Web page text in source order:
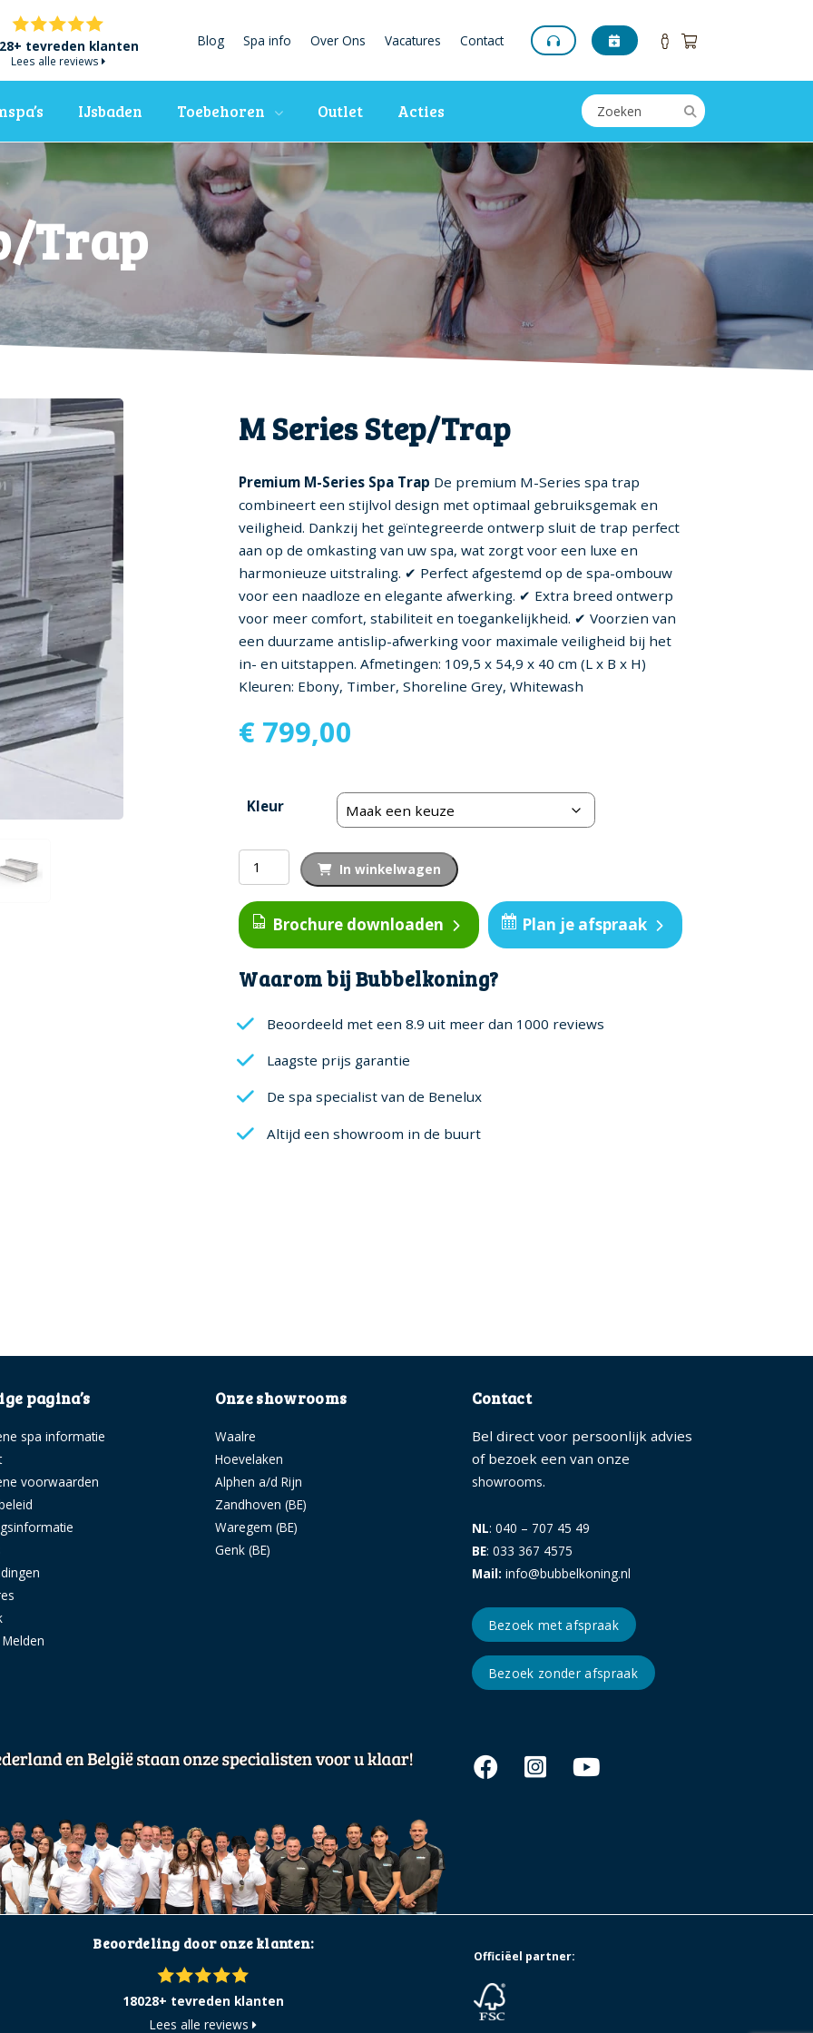
tevreden klanten
Lees alle reviews
Blog Spa info Over Ons Vacatures Contact
IJsbaden Toebehoren Outlet Acties
Trap
M Series Step/Trap
Premium M-Series Spa Trap De premium M-Series spa trap
combineert een stijlvol design met optimaal gebruiksgemak en
veiligheid. Dankzij het geïntegreerde ontwerp sluit de trap perfect
aan op de omkasting van uw spa, wat zorgt voor een luxe en
harmonieuze uitstraling. ✔ Perfect afgestemd op de spa-ombouw
voor een naadloze en elegante afwerking. ✔ Extra breed ontwerp
voor meer comfort, stabiliteit en toegankelijkheid. ✔ Voorzien van
een duurzame antislip-afwerking voor maximale veiligheid bij het
in- en uitstappen. Afmetingen: 109,5 x 54,9 x 40 cm (L x B x H)
Kleuren: Ebony, Timber, Shoreline Grey, Whitewash
€ 799,00
Kleur
Series
Step/Trap
aantal
In winkelwagen
Brochure downloaden Plan je afspraak
Waarom bij Bubbelkoning?
Beoordeeld met een 8.9 uit meer dan 1000 reviews
Laagste prijs garantie
De spa specialist van de Benelux
Altijd een showroom in de buurt
Onze showrooms
Waalre
Hoevelaken
Alphen a/d Rijn
Zandhoven (BE)
Waregem (BE)
Genk (BE)
pagina’s
spa informatie
voorwaarden
Contact
Bel direct voor persoonlijk advies
of bezoek een van onze
showrooms.
NL: 040 – 707 45 49
BE: 033 367 4575
Mail: info@bubbelkoning.nl
Bezoek met afspraak
Bezoek zonder afspraak
Beoordeling door onze klanten:
18028+ tevreden klanten
Lees alle reviews
Officiëel partner: